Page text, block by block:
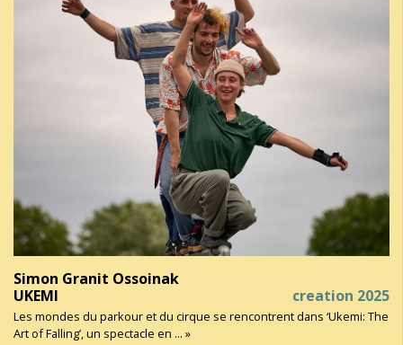
Simon Granit Ossoinak
UKEMI
creation 2025
Les mondes du parkour et du cirque se rencontrent dans ‘Ukemi: The
Art of Falling’, un spectacle en ... »